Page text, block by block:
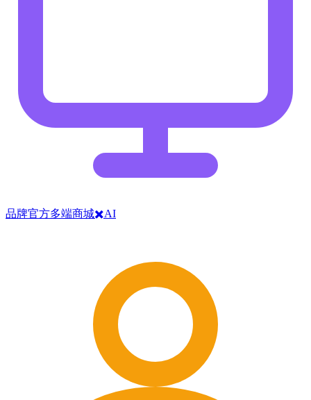
品牌官方多端商城✖️AI